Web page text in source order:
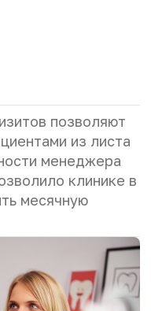
позволяют
из листа
менеджера
клинике в
месячную